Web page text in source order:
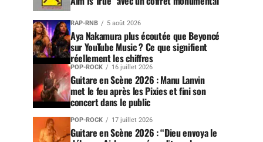
RAP-RNB 5 août 2026
Aya Nakamura plus écoutée que Beyoncé
sur YouTube Music ? Ce que signifient
réellement les chiffres
POP-ROCK 16 juillet 2026
Guitare en Scène 2026 : Manu Lanvin
met le feu après les Pixies et fini son
concert dans le public
POP-ROCK 17 juillet 2026
Guitare en Scène 2026 : “Dieu envoya le